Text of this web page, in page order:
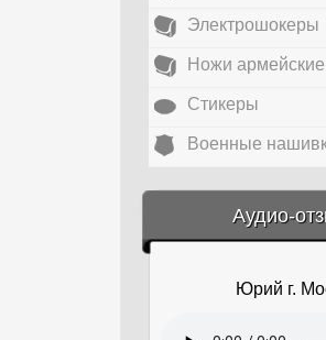
Электрошокеры
Ножи армейские
Стикеры
Военные
Аудио-
&amp;nbsp;
Юрий г.